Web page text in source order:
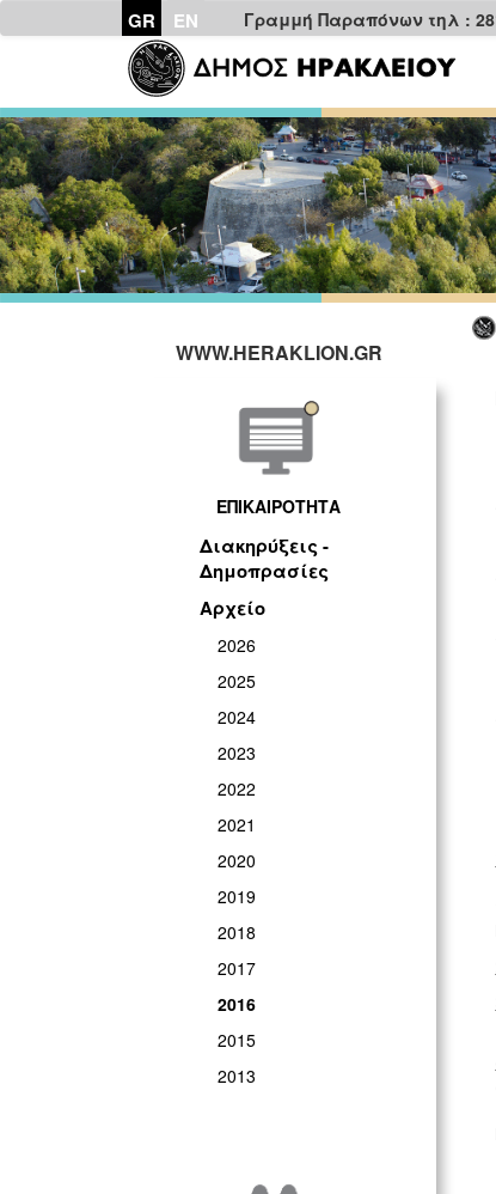
GR EN Γραμμή Παραπόνων τηλ :
WWW.HERAKLION.GR
ΕΠΙΚΑΙΡΟΤΗΤΑ
Διακηρύξεις -
Δημοπρασίες
Αρχείο
2026
2025
2024
2023
2022
2021
2020
2019
2018
2017
2016
2015
2013